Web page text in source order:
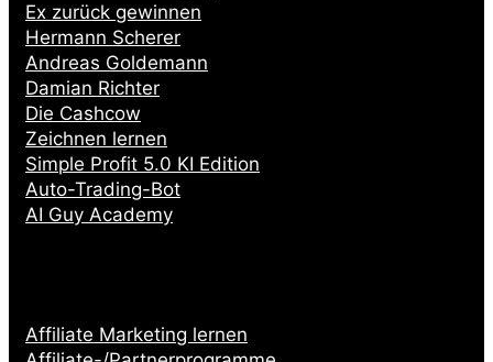
Ex zurück gewinnen
Hermann Scherer
Andreas Goldemann
Damian Richter
Die Cashcow
Zeichnen lernen
Simple Profit 5.0 KI Edition
Auto-Trading-Bot
AI Guy Academy
Affiliate Marketing lernen